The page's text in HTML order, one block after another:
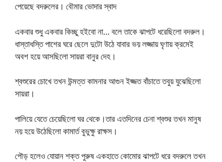
পেয়েছে বদরুলের। বৌমার ভোদার স্বাদ
একবার শুধু একবার কিচ্ছু হইবো না… বলে তাকে ঝাপটে ধরেছিলো বদরুল।
ধাস্তাধস্তি পাশের ঘরে ছেলে দুটো উঠে যাবার ভয় লজ্জায় ঘৃণায় ক্রমেই
অবশ হয়ে আসছিলো সায়রা বানুর দেহ।
শ্বশুরের চোখে তখন উন্মত্ত কামনার আগুন ইজ্জত বাঁচাতে তবুয় যুঝেছিলো
সায়রা।
পালিয়ে যেতে চেয়েছিলো ঘর থেকে।তার এতদিনের চেনা শ্বশুর তখন মানুষ
নয় হয়ে উঠেছিলো কামার্ত বুভুক্ষু রাক্ষস।
পৌড় হলেও যোয়ান শক্ত পুরুষ একহাতে কোমোর ঝাপটে ধরে বদরুলে তখন